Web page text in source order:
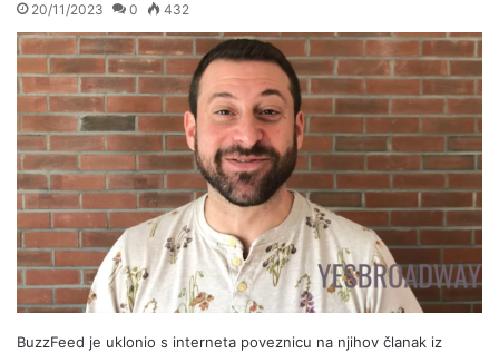
20/11/2023 0 432
BuzzFeed je uklonio s interneta poveznicu na njihov članak iz